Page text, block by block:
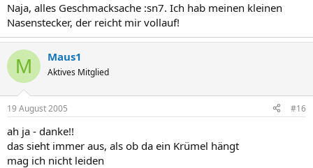
Naja, alles Geschmacksache :sn7. Ich hab meinen kleinen
Nasenstecker, der reicht mir vollauf!
M Maus1
Aktives Mitglied
19 August 2005 #16
ah ja - danke!!
das sieht immer aus, als ob da ein Krümel hängt
mag ich nicht leiden